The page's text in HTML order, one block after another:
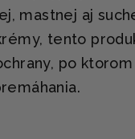
mastnej aj
tento
po ktorom